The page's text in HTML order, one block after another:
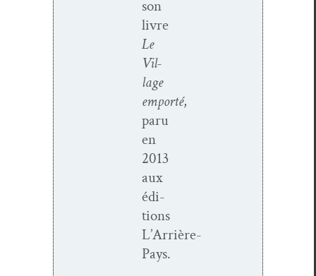
son
livre
Le
Vil­
lage
emporté,
paru
en
2013
aux
édi­
tions
L’Arrière-
Pays.